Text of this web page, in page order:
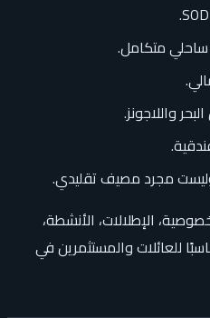
ساحلي متكامل.
واللاجونز.
وليست مجرد مصيف تقليدي.
الإطلالات، الأنشطة،
للعائلات والمستثمرين في